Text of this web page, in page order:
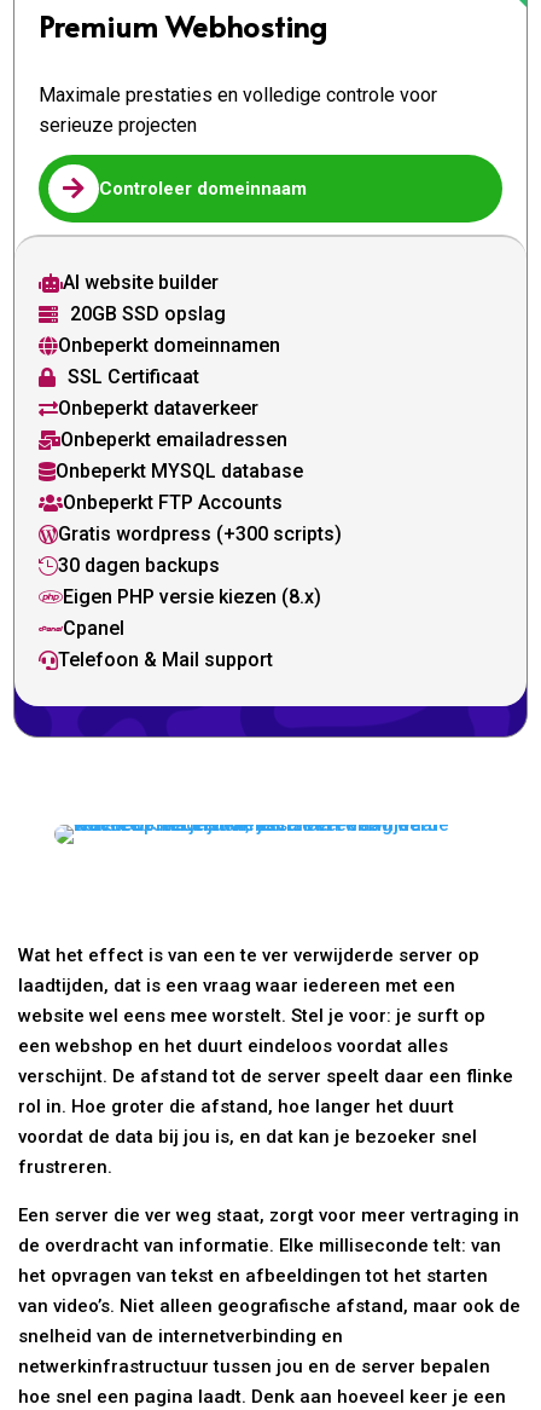
Premium Webhosting
Maximale prestaties en volledige controle voor
serieuze projecten
 Controleer domeinnaam
AI website builder
 20GB SSD opslag
Onbeperkt domeinnamen
 SSL Certificaat
Onbeperkt dataverkeer
Onbeperkt emailadressen
Onbeperkt MYSQL database
Onbeperkt FTP Accounts
Gratis wordpress (+300 scripts)
30 dagen backups
Eigen PHP versie kiezen (8.x)
Cpanel
Telefoon & Mail support
Wat het effect is van een te ver verwijderde server op
laadtijden, dat is een vraag waar iedereen met een
website wel eens mee worstelt. Stel je voor: je surft op
een webshop en het duurt eindeloos voordat alles
verschijnt. De afstand tot de server speelt daar een flinke
rol in. Hoe groter die afstand, hoe langer het duurt
voordat de data bij jou is, en dat kan je bezoeker snel
frustreren.
Een server die ver weg staat, zorgt voor meer vertraging in
de overdracht van informatie. Elke milliseconde telt: van
het opvragen van tekst en afbeeldingen tot het starten
van video’s. Niet alleen geografische afstand, maar ook de
snelheid van de internetverbinding en
netwerkinfrastructuur tussen jou en de server bepalen
hoe snel een pagina laadt. Denk aan hoeveel keer je een